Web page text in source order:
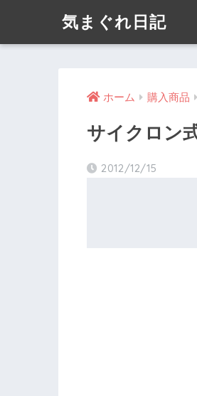
気まぐれ日記
ホーム 購入商品
サイクロン
2012/12/15